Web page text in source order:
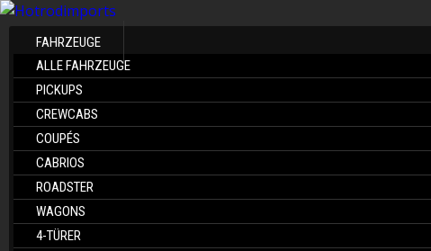
FAHRZEUGE
ALLE FAHRZEUGE
PICKUPS
CREWCABS
COUPÉS
CABRIOS
ROADSTER
WAGONS
4-TÜRER